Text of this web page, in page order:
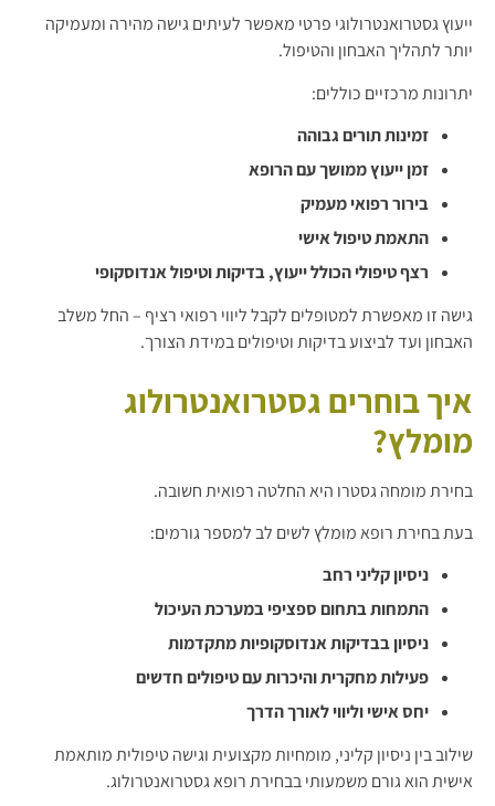
ייעוץ גסטרואנטרולוגי פרטי מאפשר לעיתים גישה מהירה ומעמיקה
יותר לתהליך האבחון והטיפול.
יתרונות מרכזיים כוללים:
זמינות תורים גבוהה
זמן ייעוץ ממושך עם הרופא
בירור רפואי מעמיק
התאמת טיפול אישי
רצף טיפולי הכולל ייעוץ, בדיקות וטיפול אנדוסקופי
גישה זו מאפשרת למטופלים לקבל ליווי רפואי רציף – החל משלב
האבחון ועד לביצוע בדיקות וטיפולים במידת הצורך.
איך בוחרים גסטרואנטרולוג
מומלץ?
בחירת מומחה גסטרו היא החלטה רפואית חשובה.
בעת בחירת רופא מומלץ לשים לב למספר גורמים:
ניסיון קליני רחב
התמחות בתחום ספציפי במערכת העיכול
ניסיון בבדיקות אנדוסקופיות מתקדמות
פעילות מחקרית והיכרות עם טיפולים חדשים
יחס אישי וליווי לאורך הדרך
שילוב בין ניסיון קליני, מומחיות מקצועית וגישה טיפולית מותאמת
אישית הוא גורם משמעותי בבחירת רופא גסטרואנטרולוג.